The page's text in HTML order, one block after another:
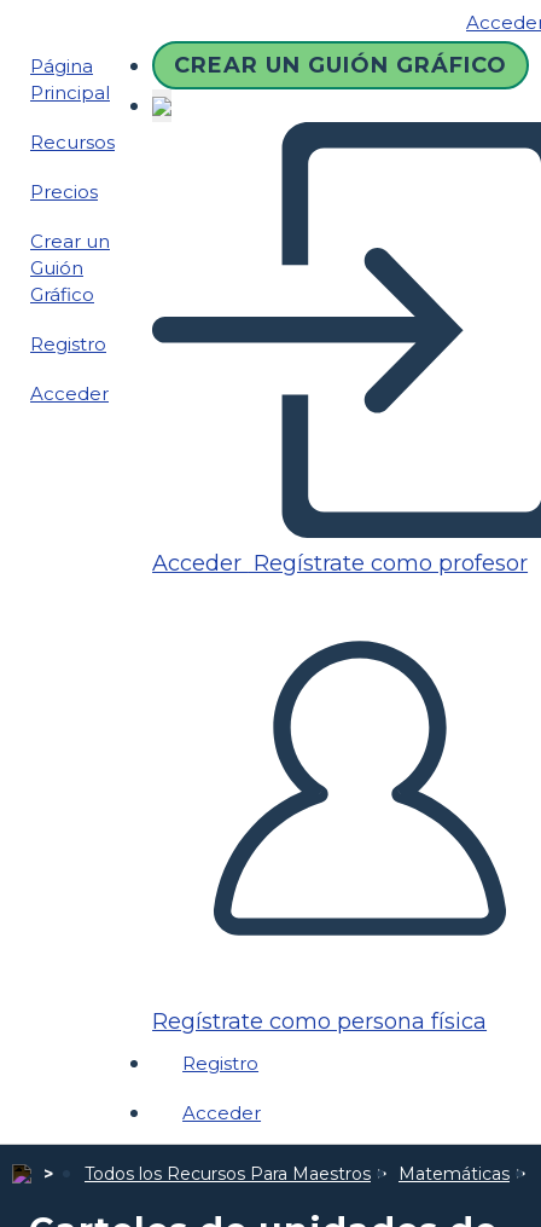
Página
Principal
Recursos
Precios
Crear un
Guión
Gráfico
Registro
Acceder
CREAR UN GUIÓN GRÁFICO
Acceder Regístrate como profesor
Regístrate como persona física
Registro
Acceder
Todos los Recursos Para Maestros Matemáticas